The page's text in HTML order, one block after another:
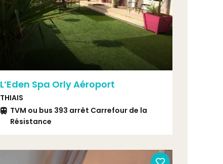
L’Eden Spa Orly Aéroport
THIAIS
TVM ou bus 393 arrêt Carrefour de la
Résistance